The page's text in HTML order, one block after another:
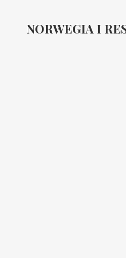
NORWEGIA I